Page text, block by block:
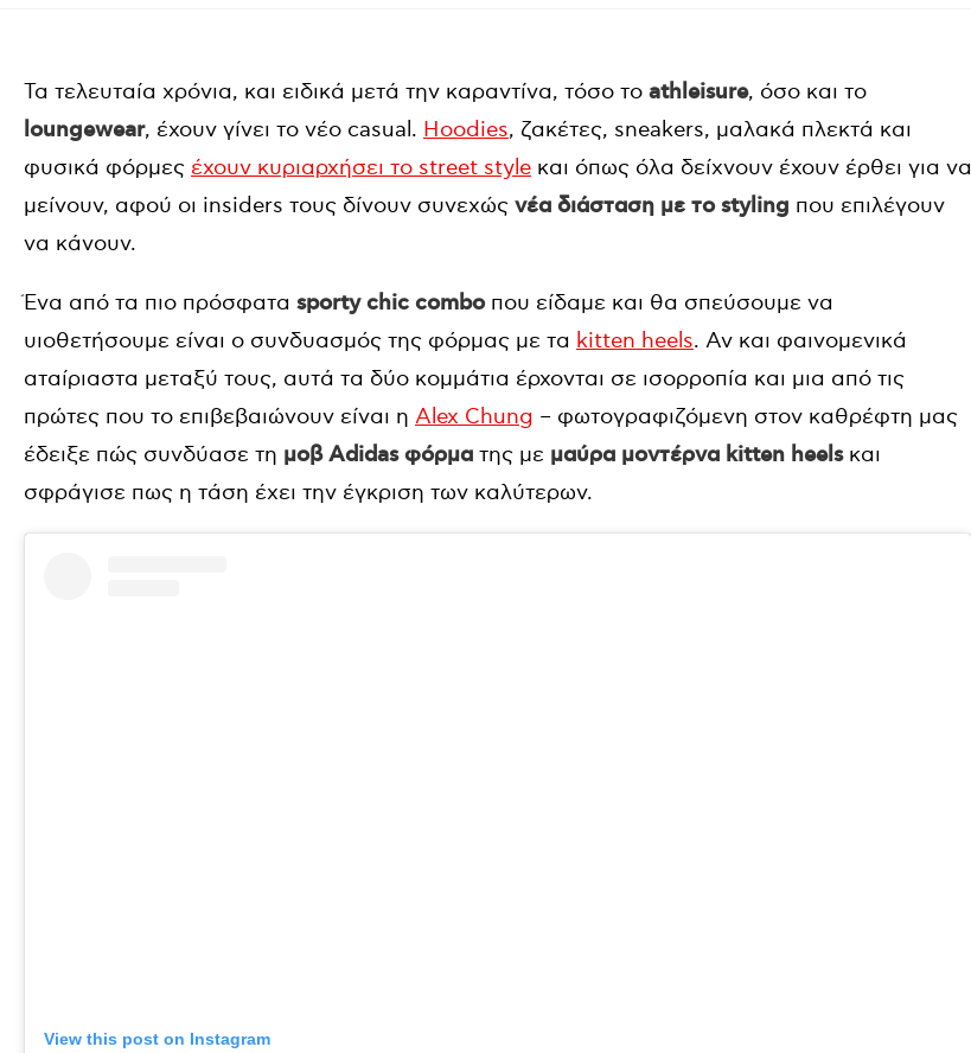
Τα τελευταία χρόνια, και ειδικά μετά την καραντίνα, τόσο το athleisure, όσο και το
loungewear, έχουν γίνει το νέο casual. Hoodies, ζακέτες, sneakers, μαλακά πλεκτά και
φυσικά φόρμες έχουν κυριαρχήσει το street style και όπως όλα δείχνουν έχουν έρθει για να
μείνουν, αφού οι insiders τους δίνουν συνεχώς νέα διάσταση με το styling που επιλέγουν
να κάνουν.
Ένα από τα πιο πρόσφατα sporty chic comboπου είδαμε και θα σπεύσουμε να
υιοθετήσουμε είναι ο συνδυασμός της φόρμας με τα kitten heels. Αν και φαινομενικά
αταίριαστα μεταξύ τους, αυτά τα δύο κομμάτια έρχονται σε ισορροπία και μια από τις
πρώτες που το επιβεβαιώνουν είναι η Alex Chung – φωτογραφιζόμενη στον καθρέφτη μας
έδειξε πώς συνδύασε τη μοβ Adidas φόρμα της με μαύρα μοντέρνα kitten heelsκαι
σφράγισε πως η τάση έχει την έγκριση των καλύτερων.
View this post on Instagram